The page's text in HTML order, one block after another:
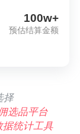
100w+
预估结算金额
择
选品平台
统计工具